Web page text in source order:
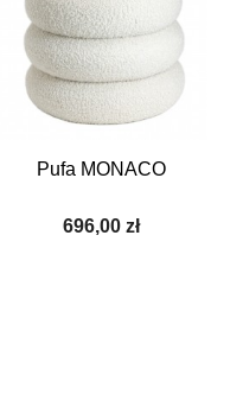
Pufa MONACO
696,00 zł